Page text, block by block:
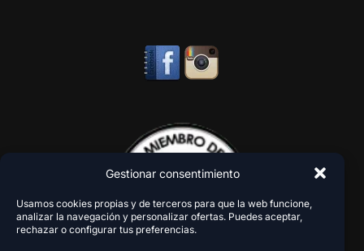
Gestionar consentimiento
Usamos cookies propias y de terceros para que la web funcione,
analizar la navegación y personalizar ofertas. Puedes aceptar,
rechazar o configurar tus preferencias.